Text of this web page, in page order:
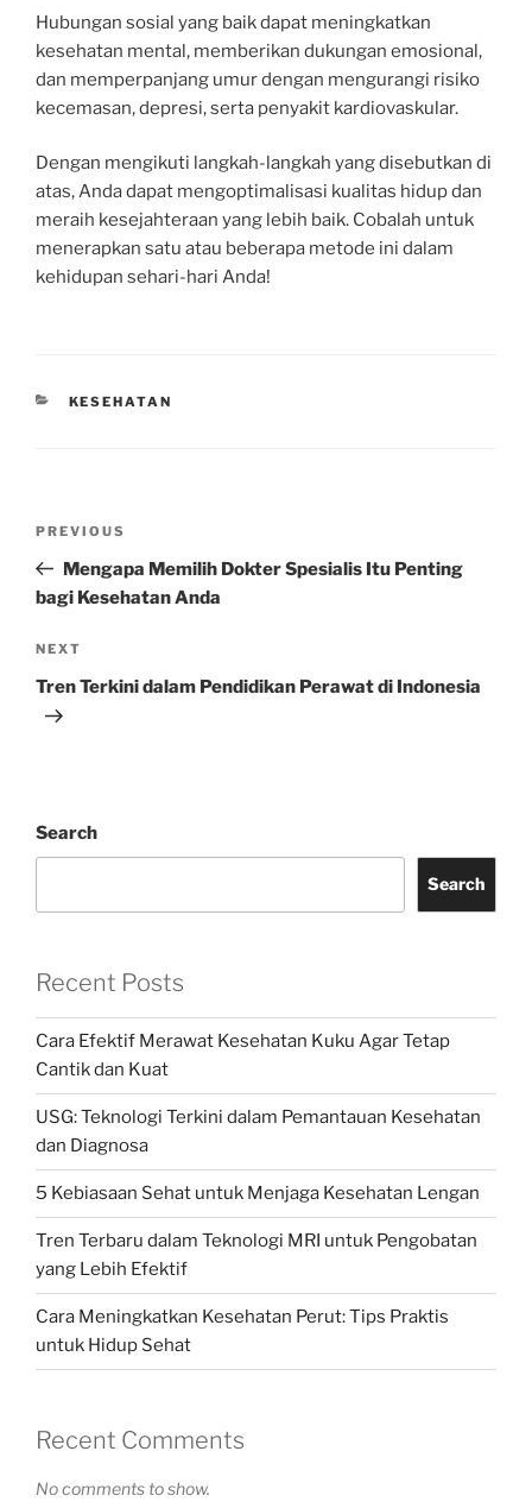
Hubungan sosial yang baik dapat meningkatkan
kesehatan mental, memberikan dukungan emosional,
dan memperpanjang umur dengan mengurangi risiko
kecemasan, depresi, serta penyakit kardiovaskular.
Dengan mengikuti langkah-langkah yang disebutkan di
atas, Anda dapat mengoptimalisasi kualitas hidup dan
meraih kesejahteraan yang lebih baik. Cobalah untuk
menerapkan satu atau beberapa metode ini dalam
kehidupan sehari-hari Anda!
CATEGORIES
KESEHATAN
Previous
Post
PREVIOUS
Mengapa Memilih Dokter Spesialis Itu Penting
bagi Kesehatan Anda
Next
Post
NEXT
Tren Terkini dalam Pendidikan Perawat di Indonesia
Search
Search
Recent Posts
Cara Efektif Merawat Kesehatan Kuku Agar Tetap
Cantik dan Kuat
USG: Teknologi Terkini dalam Pemantauan Kesehatan
dan Diagnosa
5 Kebiasaan Sehat untuk Menjaga Kesehatan Lengan
Tren Terbaru dalam Teknologi MRI untuk Pengobatan
yang Lebih Efektif
Cara Meningkatkan Kesehatan Perut: Tips Praktis
untuk Hidup Sehat
Recent Comments
No comments to show.